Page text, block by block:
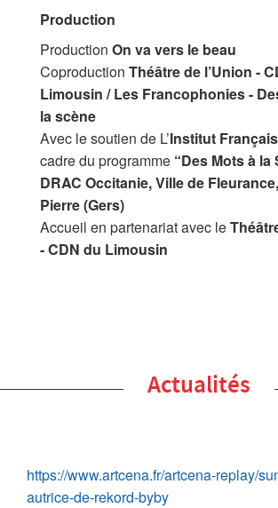
Production
Production On va vers le beau
Coproduction Théâtre de l’Union -
Limousin / Les Francophonies -
la scène
Avec le soutien de L’Institut Français
cadre du programme “Des Mots à la
DRAC Occitanie, Ville de
Pierre (Gers)
Accueil en partenariat avec le
- CDN du Limousin
Actualités
https://www.artcena.fr/artcena-replay/
autrice-de-rekord-byby